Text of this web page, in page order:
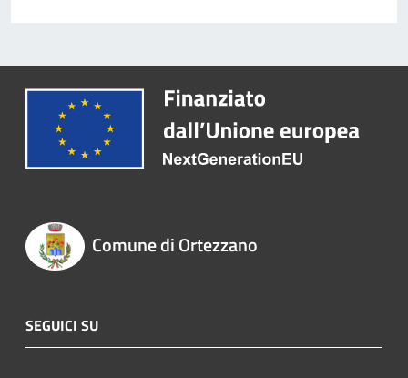
Comune di Ortezzano
SEGUICI SU